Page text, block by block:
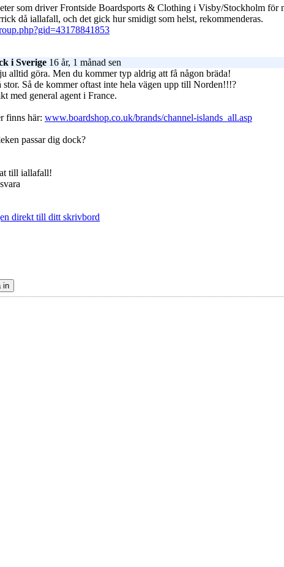
som driver Frontside Boardsports & Clothing i Visby/Stockholm för
då iallafall, och det gick hur smidigt som helst, rekommenderas.
i Sverige 16 år, 1 månad sen
alltid göra. Men du kommer typ aldrig att få någon bräda!
stor. Så de kommer oftast inte hela vägen upp till Norden!!!?
med general agent i France.
finns här: www.boardshop.co.uk/brands/channel-islands_all.asp
passar dig dock?
till iallafall!